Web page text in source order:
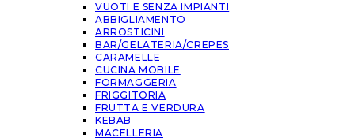
VUOTI E SENZA IMPIANTI
ABBIGLIAMENTO
ARROSTICINI
BAR/GELATERIA/CREPES
CARAMELLE
CUCINA MOBILE
FORMAGGERIA
FRIGGITORIA
FRUTTA E VERDURA
KEBAB
MACELLERIA